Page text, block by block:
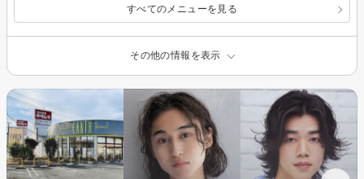
すべてのメニューを見る
その他の情報を表示